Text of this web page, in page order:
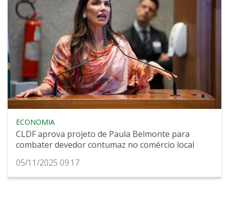
ECONOMIA
CLDF aprova projeto de Paula Belmonte para
combater devedor contumaz no comércio local
05/11/2025 09:17